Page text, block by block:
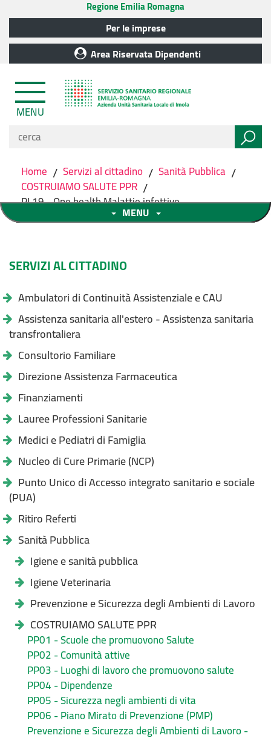
Regione Emilia Romagna
Per le imprese
Area Riservata Dipendenti
MENU
Home / Servizi al cittadino / Sanità Pubblica /
COSTRUIAMO SALUTE PPR /
PL19 - One health Malattie infettive
MENU
SERVIZI AL CITTADINO
Ambulatori di Continuità Assistenziale e CAU
Assistenza sanitaria all'estero - Assistenza sanitaria
transfrontaliera
Consultorio Familiare
Direzione Assistenza Farmaceutica
Finanziamenti
Lauree Professioni Sanitarie
Medici e Pediatri di Famiglia
Nucleo di Cure Primarie (NCP)
Punto Unico di Accesso integrato sanitario e sociale
(PUA)
Ritiro Referti
Sanità Pubblica
Igiene e sanità pubblica
Igiene Veterinaria
Prevenzione e Sicurezza degli Ambienti di Lavoro
COSTRUIAMO SALUTE PPR
PP01 - Scuole che promuovono Salute
PP02 - Comunità attive
PP03 - Luoghi di lavoro che promuovono salute
PP04 - Dipendenze
PP05 - Sicurezza negli ambienti di vita
PP06 - Piano Mirato di Prevenzione (PMP)
Prevenzione e Sicurezza degli Ambienti di Lavoro -